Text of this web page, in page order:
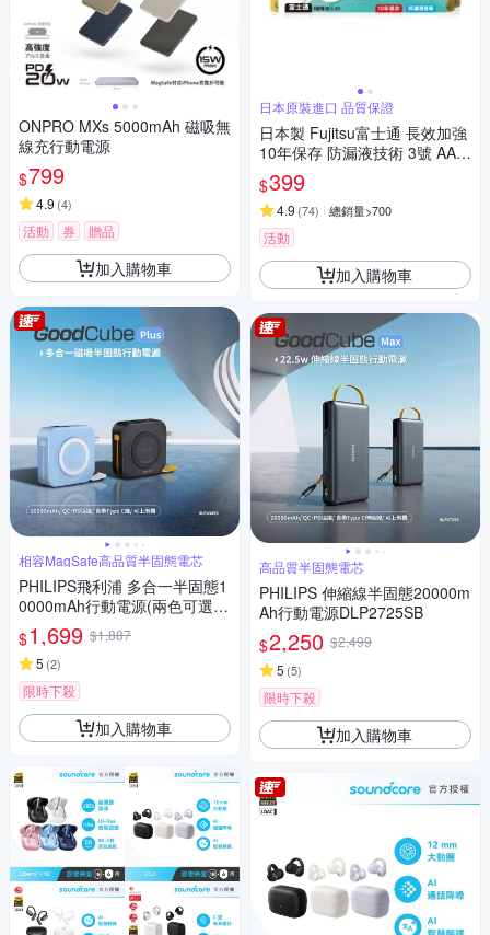
ONPRO MXs 5000mAh 磁吸無
線充行動電源
$799
4.9 (4)
活動 券 贈品
加入購物車
相容MagSafe高品質半固態電芯
PHILIPS飛利浦 多合一半固態1
0000mAh行動電源(兩色可選)D
LP4349S
$1,699 $1,887
5 (2)
限時下殺
加入購物車
日本原裝進口 品質保證
日本製 Fujitsu富士通 長效加強
10年保存 防漏液技術 3號 AA /
4號 AAA 鹼性電池(精裝版20入
裝)
$399
4.9 (74) 總銷量>700
活動
加入購物車
高品質半固態電芯
PHILIPS 伸縮線半固態20000m
Ah行動電源DLP2725SB
$2,250 $2,499
5 (5)
限時下殺
加入購物車